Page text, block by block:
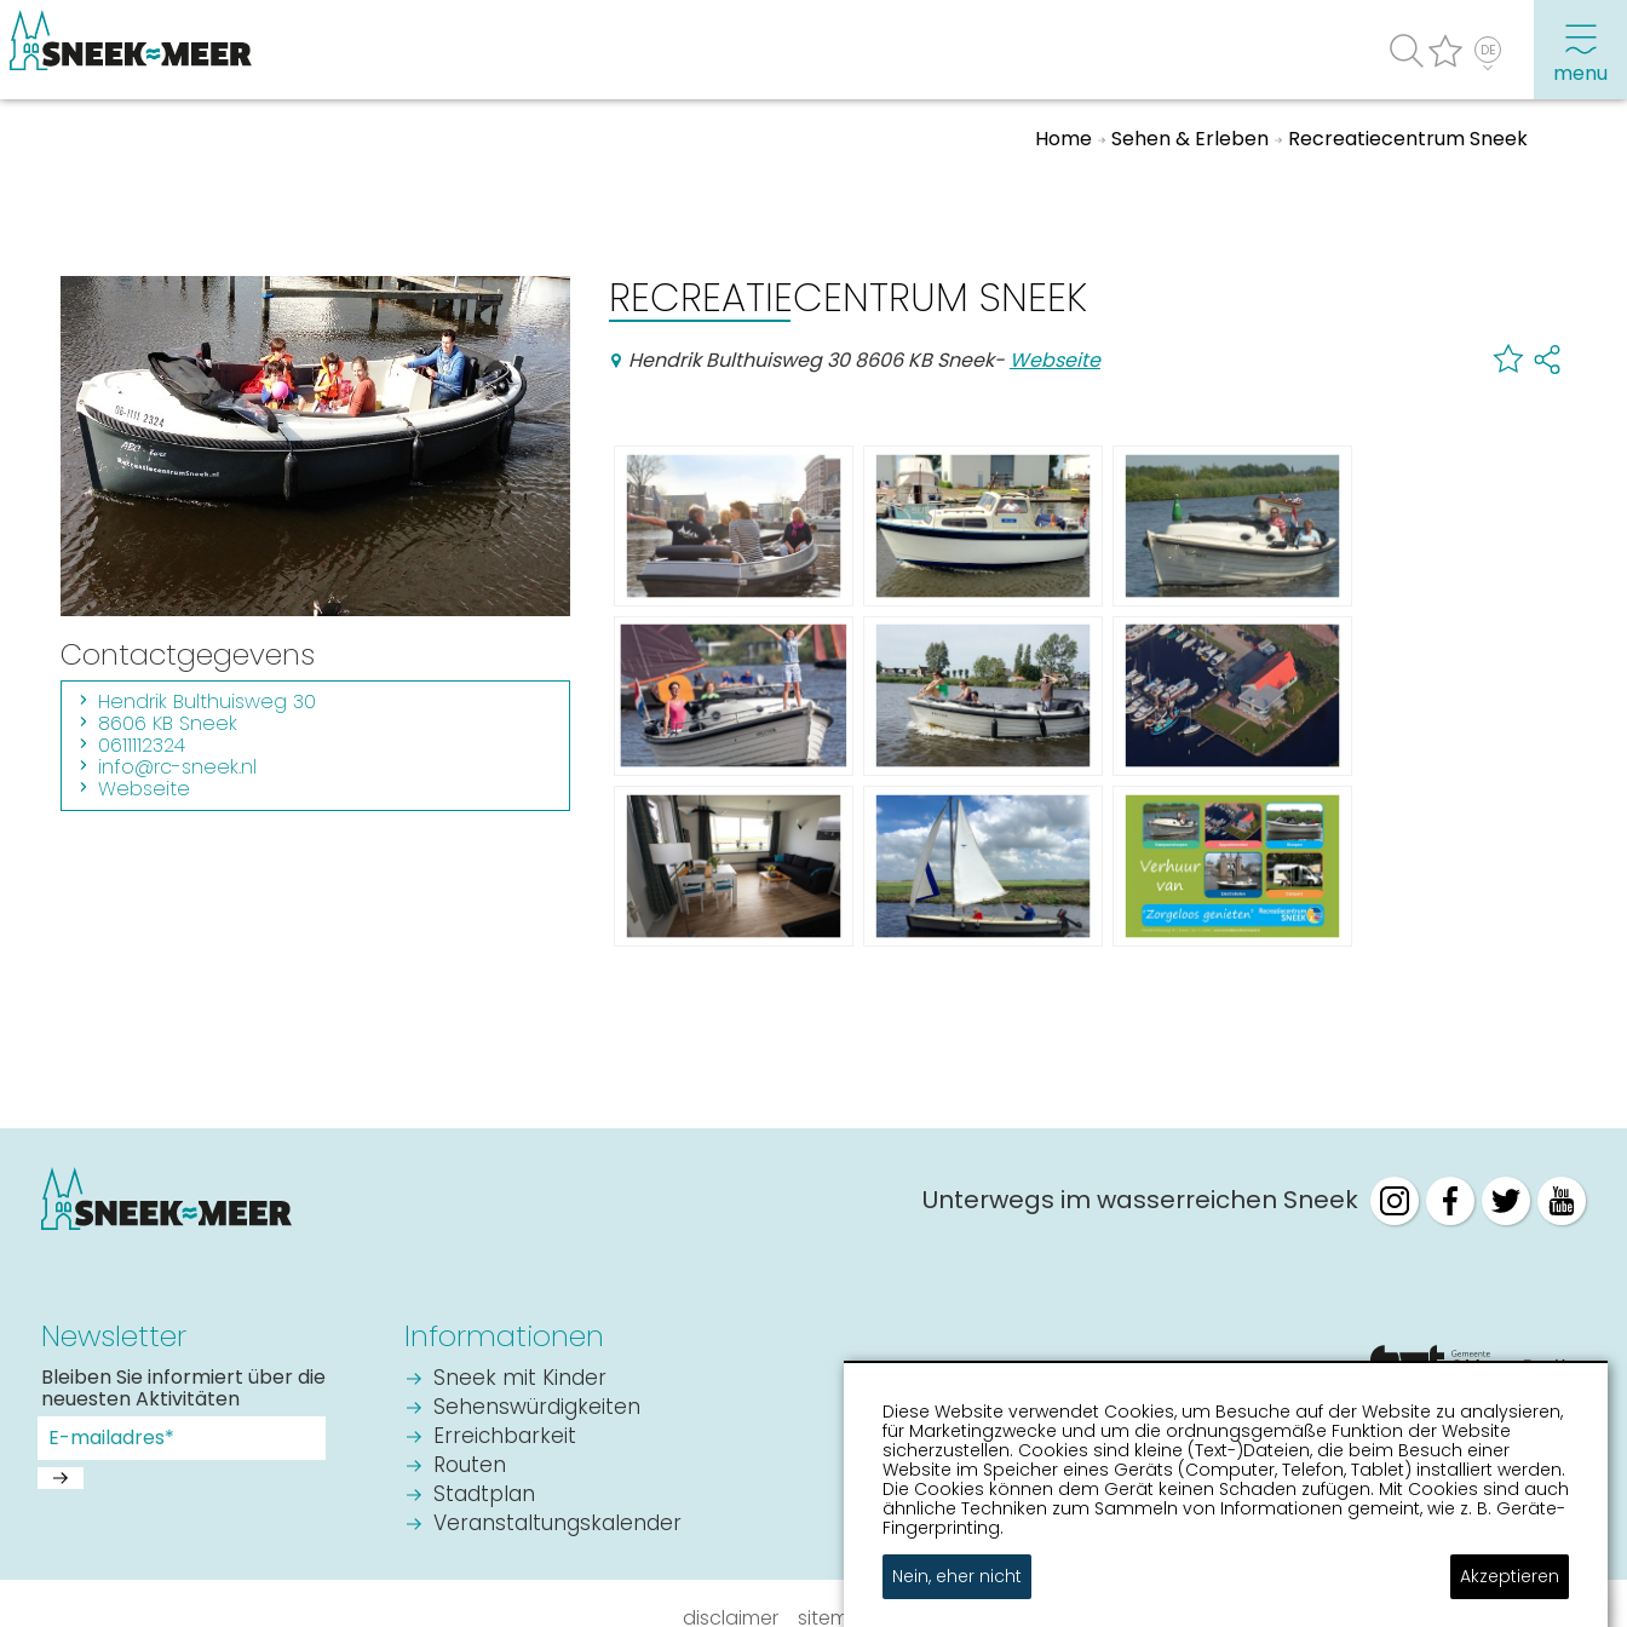
menu
Sneek besuchen
Highlights
Sehenswürdigkeiten
Wassersport
Übernachten
Einkaufen
Home Sehen & Erleben Recreatiecentrum Sneek
Contactgegevens
Hendrik Bulthuisweg 30
8606 KB Sneek
0611112324
info@rc-sneek.nl
Webseite
RECREATIECENTRUM SNEEK
Hendrik Bulthuisweg 30 8606 KB Sneek- Webseite
Unterwegs im wasserreichen Sneek
Newsletter
Bleiben Sie informiert über die
neuesten Aktivitäten
Informationen
Sneek mit Kinder
Sehenswürdigkeiten
Erreichbarkeit
Routen
Stadtplan
Veranstaltungskalender
disclaimer sitemap
Diese Website verwendet Cookies, um Besuche auf der Website zu analysieren,
für Marketingzwecke und um die ordnungsgemäße Funktion der Website
sicherzustellen. Cookies sind kleine (Text-)Dateien, die beim Besuch einer
Website im Speicher eines Geräts (Computer, Telefon, Tablet) installiert werden.
Die Cookies können dem Gerät keinen Schaden zufügen. Mit Cookies sind auch
ähnliche Techniken zum Sammeln von Informationen gemeint, wie z. B. Geräte-
Fingerprinting.
Nein, eher nicht
Akzeptieren
Stellen Sie Ihre Frage